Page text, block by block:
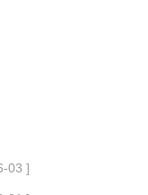
03 ]